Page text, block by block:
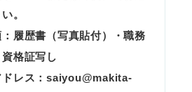
。
履歴書（写真貼付）・職務
格証写し
ドレス：saiyou@makita-